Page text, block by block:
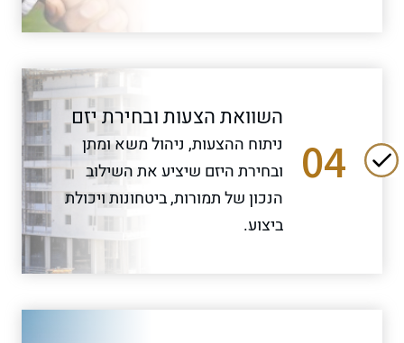
04
השוואת הצעות ובחירת יזם
ניתוח ההצעות, ניהול משא ומתן
ובחירת היזם שיציע את השילוב
הנכון של תמורות, ביטחונות ויכולת
ביצוע.